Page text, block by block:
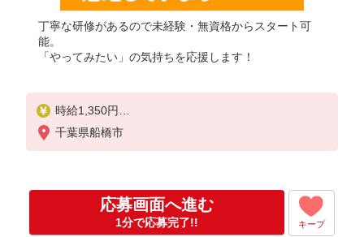
丁寧な研修があるので未経験・無資格からスタート可
能。
「やってみたい」の気持ちを応援します！
時給1,350円
★週払いOK（規定あり）
千葉県船橋市
応募画面へ進む
1分で応募完了!! キープ